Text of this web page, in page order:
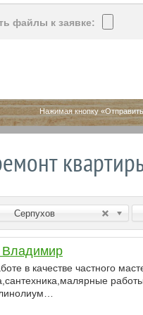
файлы к заявке:
Нажимая кнопку
Серпухов
в качестве частного